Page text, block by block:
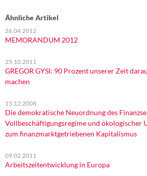
Ähnliche Artikel
26.04.2012
MEMORANDUM 2012
25.10.2011
GREGOR GYSI: 90 Prozent unserer Zeit
machen
15.12.2008
Die demokratische Neuordnung des
Vollbeschäftigungsregime und ökologischer
zum finanzmarktgetriebenen Kapitalismus
09.02.2011
Arbeitszeitentwicklung in Europa